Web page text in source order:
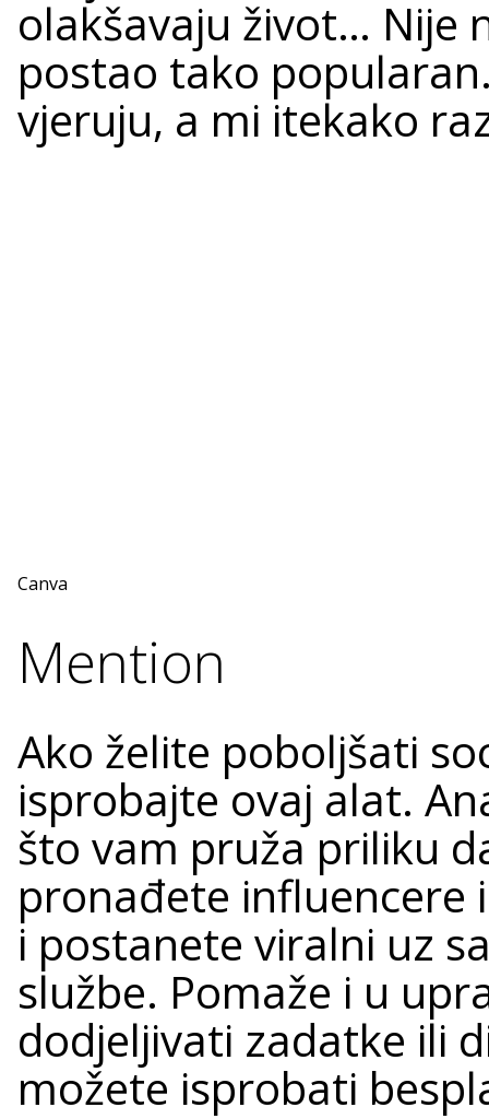
olakšavaju život… Nije
postao tako
vjeruju, a mi itekako
Canva
Mention
Ako želite poboljšati
isprobajte ovaj alat.
što vam pruža priliku
pronađete influencere
i postanete viralni uz
službe. Pomaže i u
dodjeljivati zadatke ili
možete isprobati